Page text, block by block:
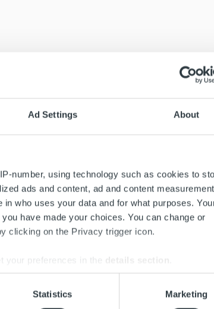
Ad Settings About
number, using technology such as cookies to
ads and content, ad and content
who uses your data and for what purposes.
have made your choices. You can change or
clicking on the Privacy trigger icon.
your preferences in the details section
features and to analyse our traffic. We also
and analytics partners who may combine it
Statistics Marketing